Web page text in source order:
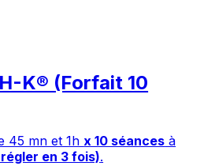
K® (Forfait 10
45 mn et 1hx 10 séances à
en 3 fois).